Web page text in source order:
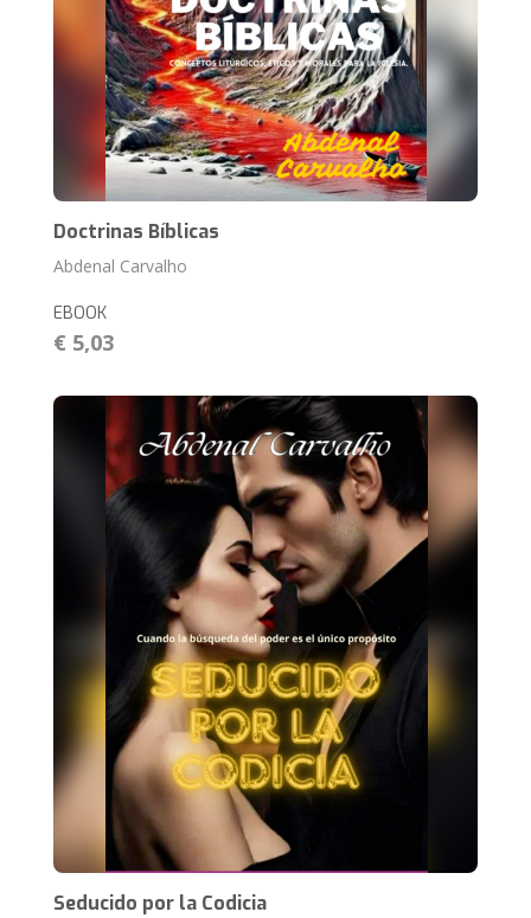
Doctrinas Bíblicas
Abdenal Carvalho
EBOOK
€ 5,03
Seducido por la Codicia